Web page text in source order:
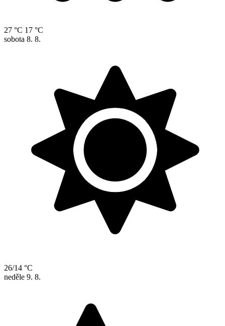
27 °C 17 °C
sobota 8. 8.
26/14 °C
neděle 9. 8.